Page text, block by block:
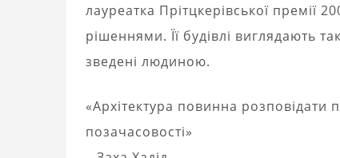
лауреатка Прітцкерівської премії
рішеннями. Її будівлі виглядають
зведені людиною.
«Архітектура повинна розповідати
позачасовості»